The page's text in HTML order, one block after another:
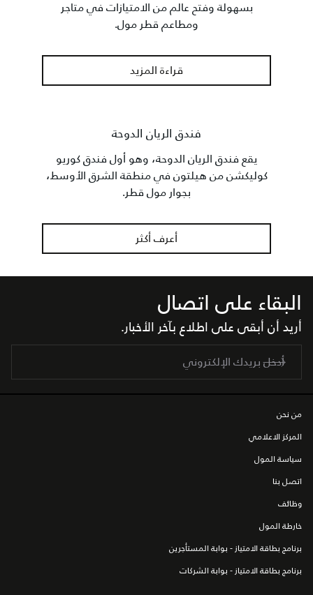
بسهولة وفتح عالم من الامتيازات في متاجر
ومطاعم قطر مول.
قراءة المزيد
فندق الريان الدوحة
يقع فندق الريان الدوحة، وهو أول فندق كوريو
كوليكشن من هيلتون في منطقة الشرق الأوسط،
بجوار مول قطر.
أعرف أكثر
البقاء على اتصال
أريد أن أبقى على اطلاع بآخر الأخبار.
من نحن
المركز الاعلامي
سياسة المول
اتصل بنا
وظائف
خارطة المول
برنامج بطاقة الامتياز - بوابة المستأجرين
برنامج بطاقة الامتياز - بوابة الشركات